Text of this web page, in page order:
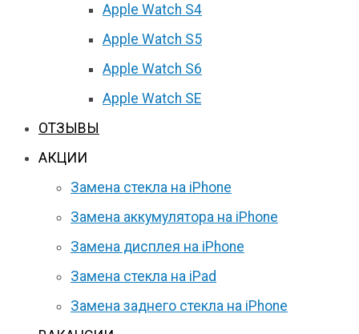
Apple Watch S4
Apple Watch S5
Apple Watch S6
Apple Watch SE
ОТЗЫВЫ
АКЦИИ
Замена стекла на iPhone
Замена аккумулятора на iPhone
Замена дисплея на iPhone
Замена стекла на iPad
Замена заднего стекла на iPhone